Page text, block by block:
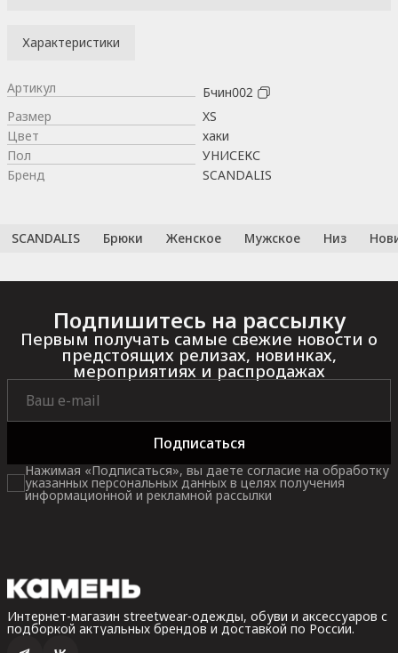
Характеристики
Артикул
Бчин002
Размер
XS
Цвет
хаки
Пол
УНИСЕКС
Бренд
SCANDALIS
SCANDALIS Брюки Женское Мужское Низ
Подпишитесь на рассылку
Первым получать самые свежие новости о
предстоящих релизах, новинках,
мероприятиях и распродажах
Подписаться
Нажимая «Подписаться», вы даете согласие на обработку
указанных персональных данных в целях получения
информационной и рекламной рассылки
Интернет-магазин streetwear-одежды, обуви и аксессуаров с
подборкой актуальных брендов и доставкой по России.